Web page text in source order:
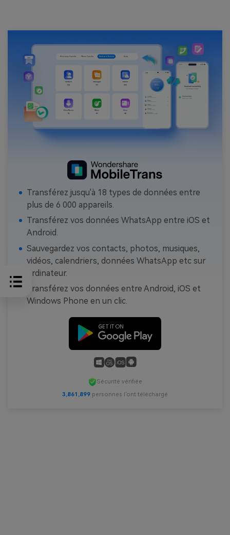
Transférez jusqu'à 18 types de données entre
plus de 6 000 appareils.
Transférez vos données WhatsApp entre iOS et
Android.
Sauvegardez vos contacts, photos, musiques,
vidéos, calendriers, données WhatsApp etc sur
ordinateur.
Transférez vos données entre Android, iOS et
Windows Phone en un clic.
Sécurité vérifiée
3,861,900 personnes l'ont téléchargé